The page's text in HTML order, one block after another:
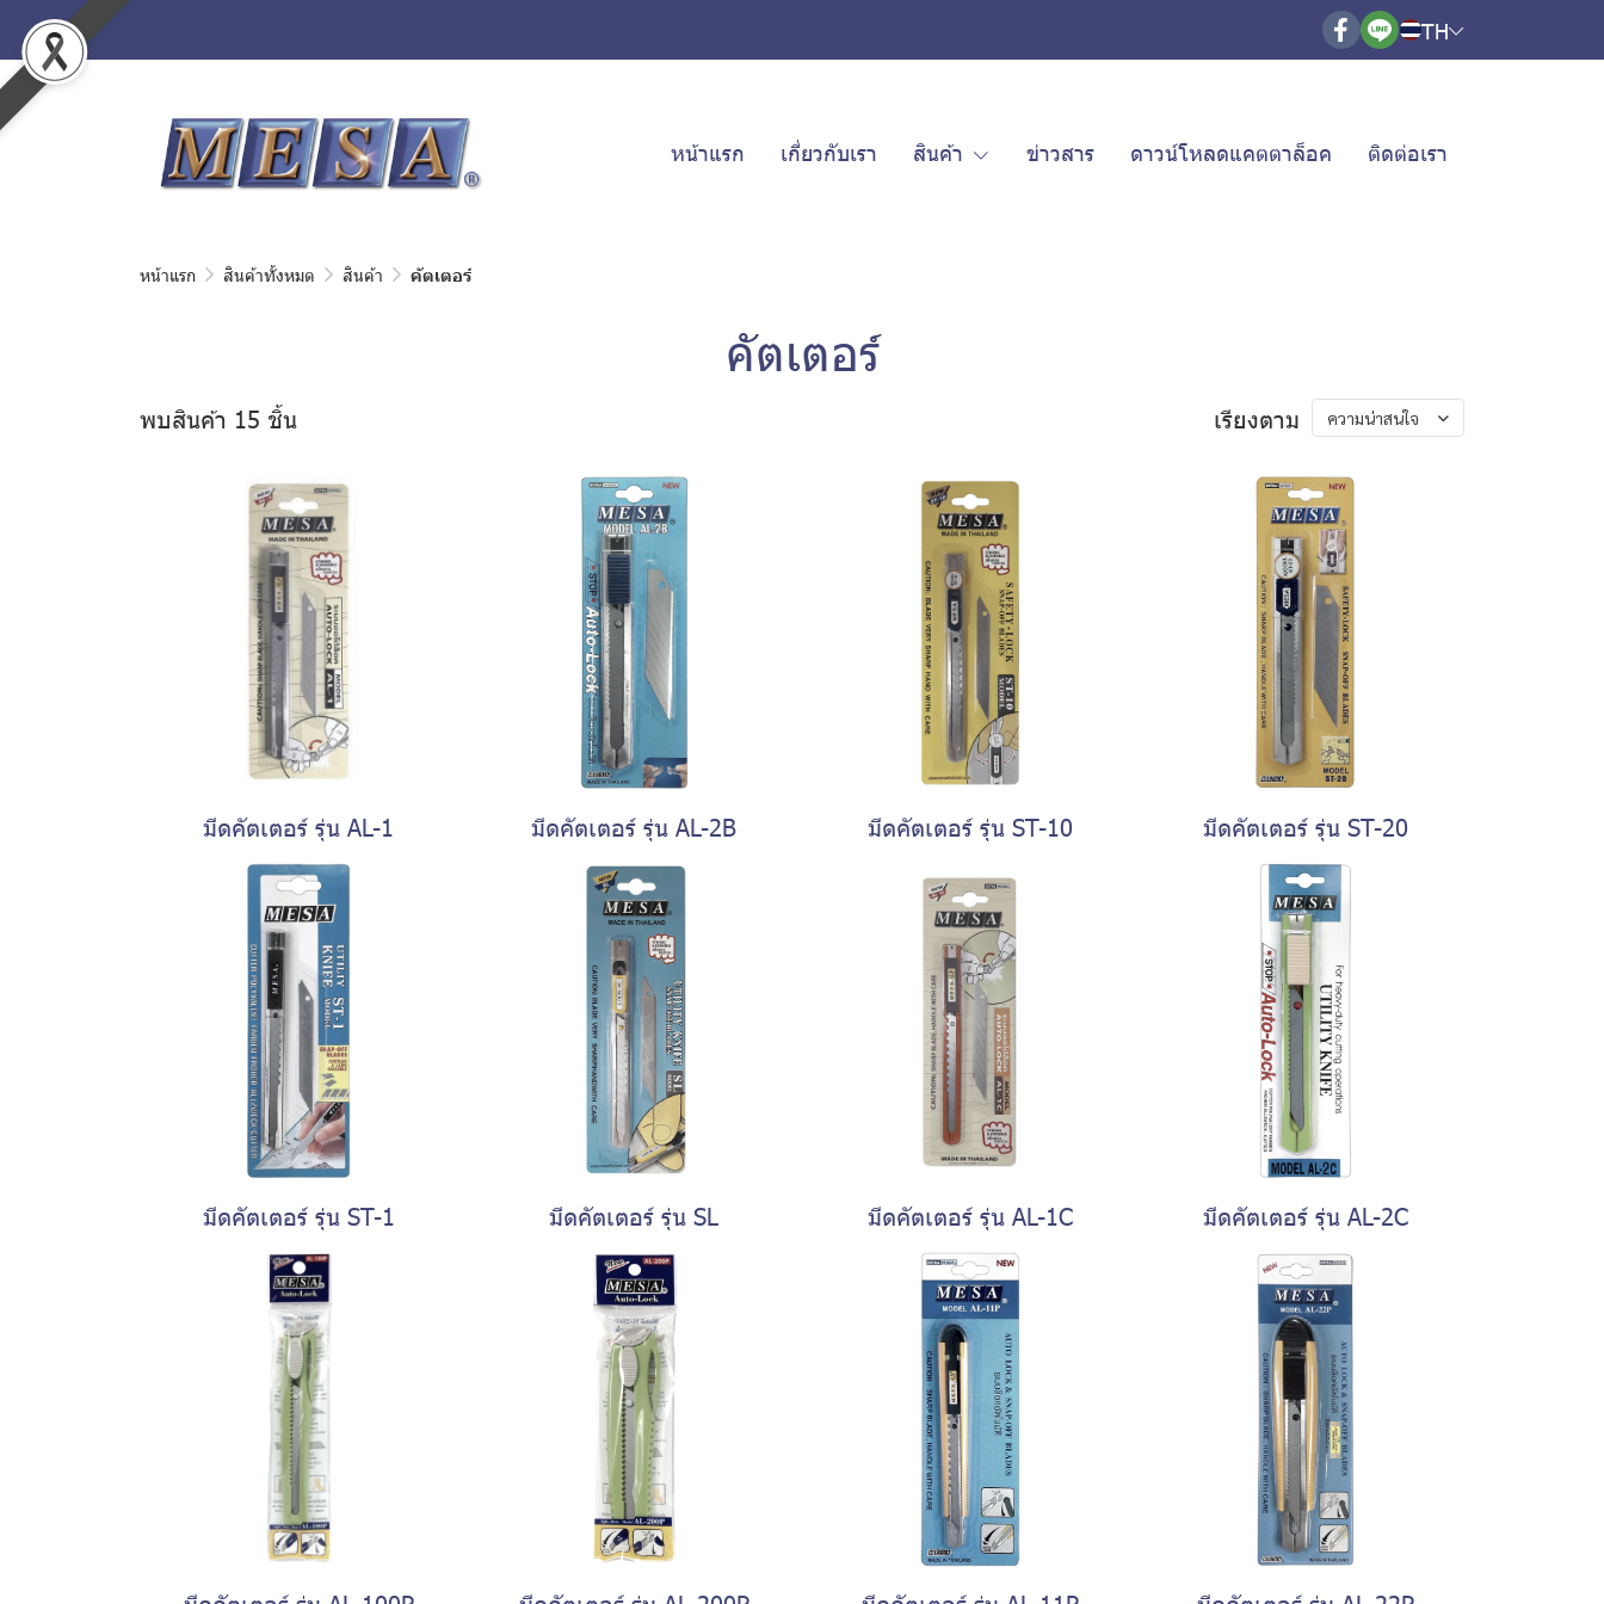
TH
หน้าแรก เกี่ยวกับเรา สินค้า ข่าวสาร ดาวน์โหลดแคตตาล็อค ติดต่อเรา
หน้าแรก สินค้าทั้งหมด สินค้า คัตเตอร์
คัตเตอร์
พบสินค้า 15 ชิ้น เรียงตาม ความน่าสนใจ
มีดคัตเตอร์ รุ่น AL-1 มีดคัตเตอร์ รุ่น AL-2B มีดคัตเตอร์ รุ่น ST-10 มีดคัตเตอร์ รุ่น ST-20
มีดคัตเตอร์ รุ่น ST-1 มีดคัตเตอร์ รุ่น SL มีดคัตเตอร์ รุ่น AL-1C มีดคัตเตอร์ รุ่น AL-2C